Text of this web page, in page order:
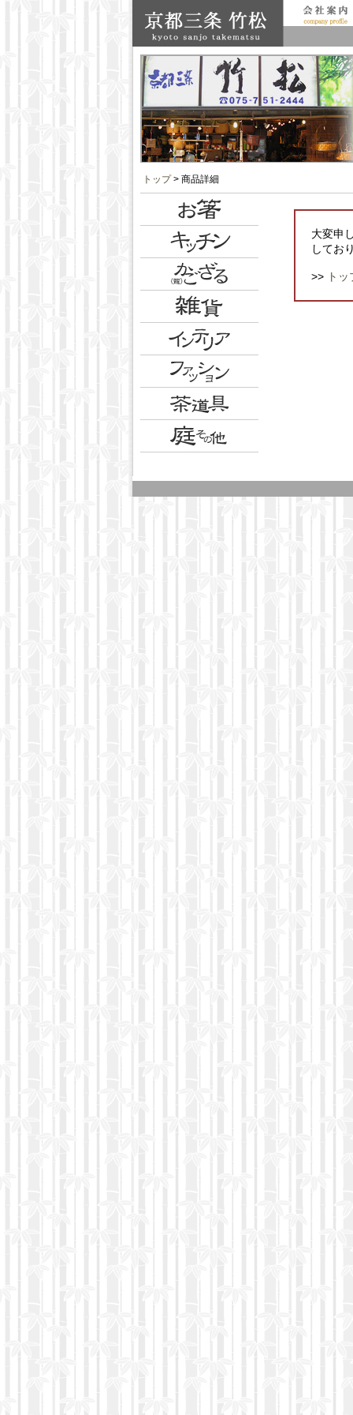
トップ> 商品詳細
大変申
してお
>> ト